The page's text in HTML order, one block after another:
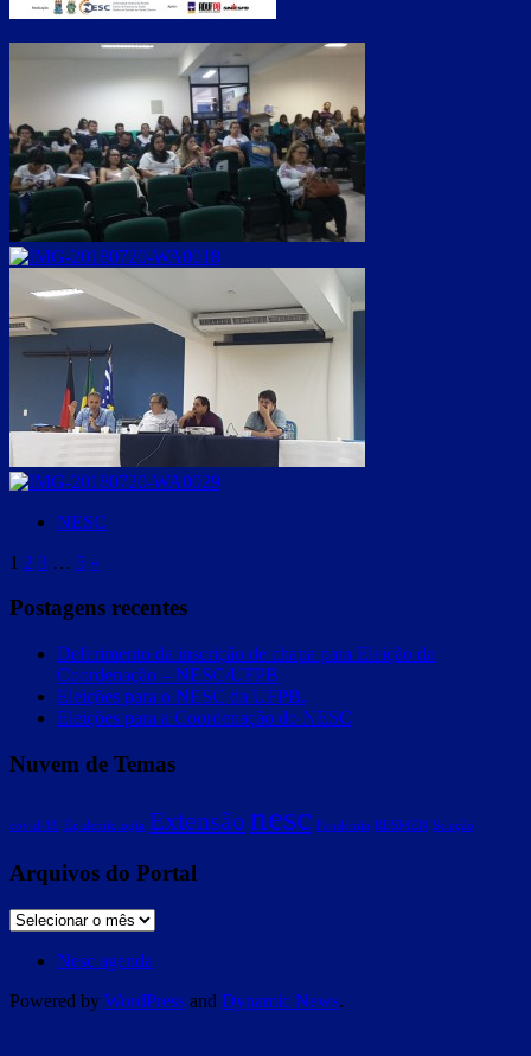
NESC
1 2 3 … 5 »
Postagens recentes
Deferimento da inscrição de chapa para Eleição da
Coordenação – NESC/UFPB
Eleições para o NESC da UFPB.
Eleições para a Coordenação do NESC
Nuvem de Temas
covid-19 Epidemiologia Extensão nesc Pandemia RESMEN Seleção
Arquivos do Portal
Nesc agenda
Powered by WordPress and Dynamic News.